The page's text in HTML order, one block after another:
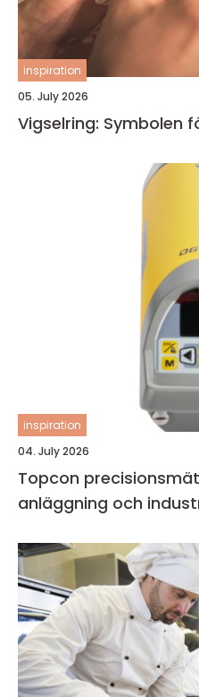
inspiration
05. July 2026
Vigselring: Symbolen
inspiration
04. July 2026
Topcon precisionsmätning för bygg,
anläggning och